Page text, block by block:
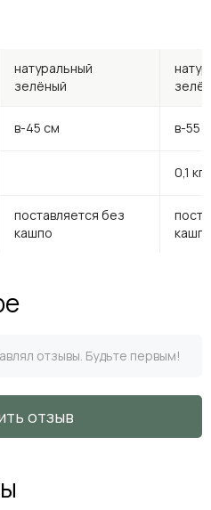
натуральный
зелёный
в-45 см в-55
0,1 кг
поставляется без
кашпо
отзывы. Будьте первым!
отзыв